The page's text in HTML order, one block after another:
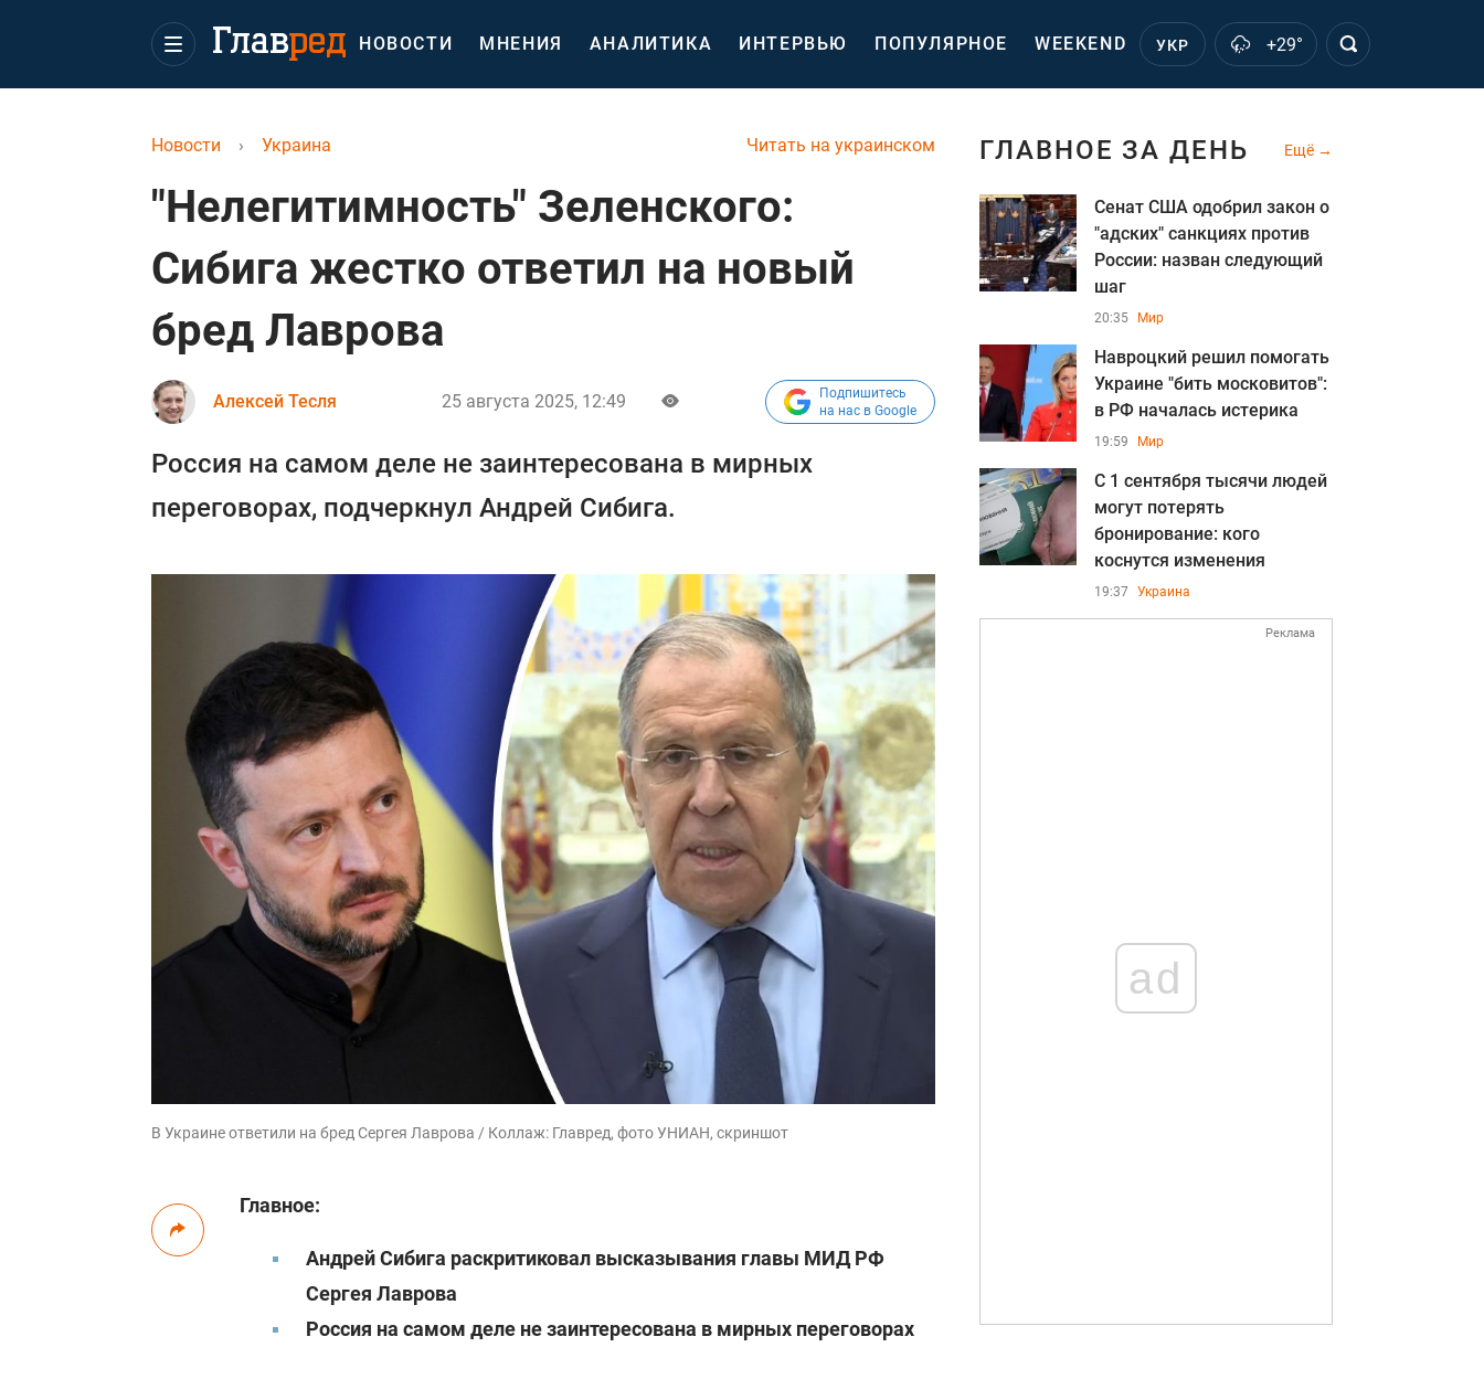
НОВОСТИ МНЕНИЯ АНАЛИТИКА ИНТЕРВЬЮ ПОПУЛЯРНОЕ WEEKEND УКР +29°
Читать на украинском
Новости › Украина
"Нелегитимность" Зеленского:
Сибига жестко ответил на новый
бред Лаврова
Алексей Тесля 25 августа 2025, 12:49
Подпишитесь
на нас в Google
Россия на самом деле не заинтересована в мирных
переговорах, подчеркнул Андрей Сибига.
В Украине ответили на бред Сергея Лаврова / Коллаж: Главред, фото УНИАН, скриншот
Главное:
Андрей Сибига раскритиковал высказывания главы МИД РФ
Сергея Лаврова
Россия на самом деле не заинтересована в мирных переговорах
ГЛАВНОЕ ЗА ДЕНЬ Ещё
Сенат США одобрил закон о
"адских" санкциях против
России: назван следующий
шаг
20:35 Мир
Навроцкий решил помогать
Украине "бить московитов":
в РФ началась истерика
19:59 Мир
С 1 сентября тысячи людей
могут потерять
бронирование: кого
коснутся изменения
19:37 Украина
Реклама
ad